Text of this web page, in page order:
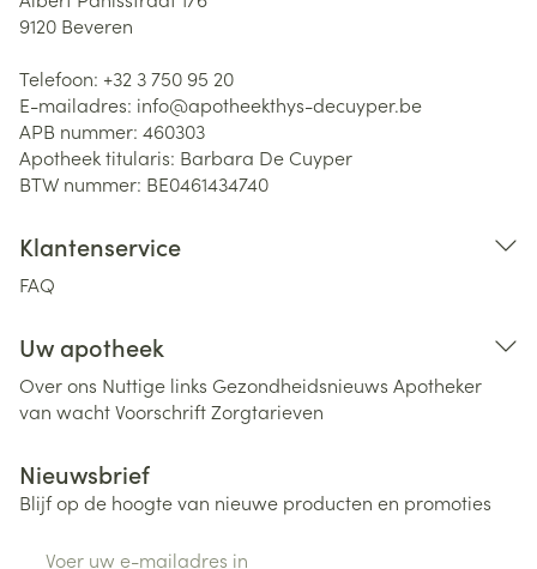
9120 Beveren
Telefoon: +32 3 750 95 20
E-mailadres: info@apotheekthys-decuyper.be
APB nummer: 460303
Apotheek titularis: Barbara De Cuyper
BTW nummer: BE0461434740
Klantenservice
FAQ
Uw apotheek
Over ons Nuttige links Gezondheidsnieuws Apotheker
van wachtVoorschriftZorgtarieven
Nieuwsbrief
Blijf op de hoogte van nieuwe producten en promoties